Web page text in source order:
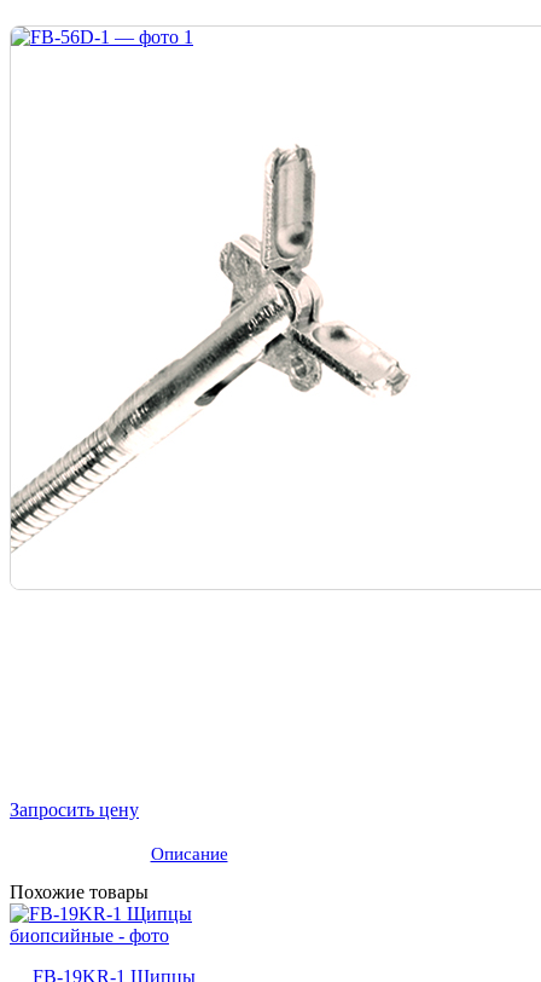
Запросить цену
Описание
Похожие товары
FB-19KR-1 Щипцы